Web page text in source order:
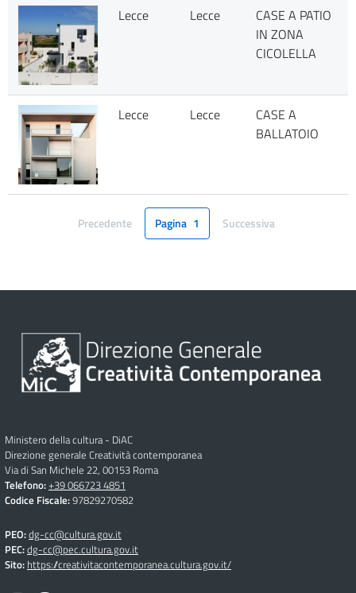
Lecce Lecce
CASE A PATIO
IN ZONA
CICOLELLA
Lecce Lecce
CASE A
BALLATOIO
Pagina
Precedente Pagina 1 Pagina
Successiva
Ministero della cultura - DiAC
Direzione generale Creatività contemporanea
Via di San Michele 22, 00153 Roma
Telefono:+39 066723 4851
Codice Fiscale:97829270582
PEO:dg-cc@cultura.gov.it
PEC:dg-cc@pec.cultura.gov.it
Sito: https://creativitacontemporanea.cultura.gov.it/